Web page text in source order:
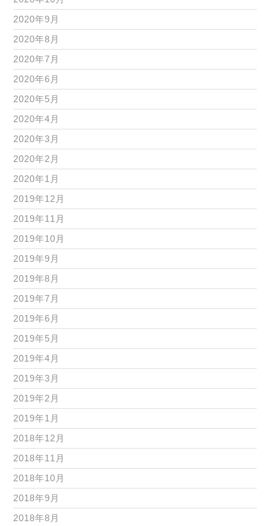
2020年9月
2020年8月
2020年7月
2020年6月
2020年5月
2020年4月
2020年3月
2020年2月
2020年1月
2019年12月
2019年11月
2019年10月
2019年9月
2019年8月
2019年7月
2019年6月
2019年5月
2019年4月
2019年3月
2019年2月
2019年1月
2018年12月
2018年11月
2018年10月
2018年9月
2018年8月